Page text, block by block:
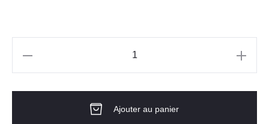
Ajouter au panier